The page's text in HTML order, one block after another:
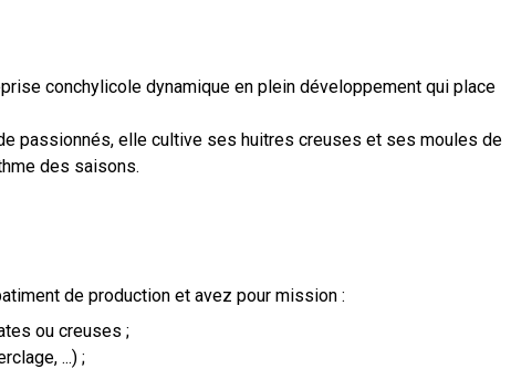
conchylicole dynamique en plein développement qui place
passionnés, elle cultive ses huitres creuses et ses moules de
des saisons.
de production et avez pour mission :
ou creuses ;
...) ;